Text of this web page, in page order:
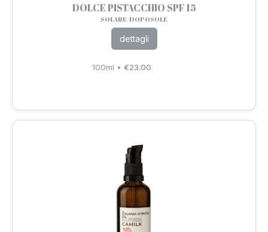
DOLCE PISTACCHIO SPF 15
SOLARE-DOPOSOLE
dettagli
100ml •€23.00